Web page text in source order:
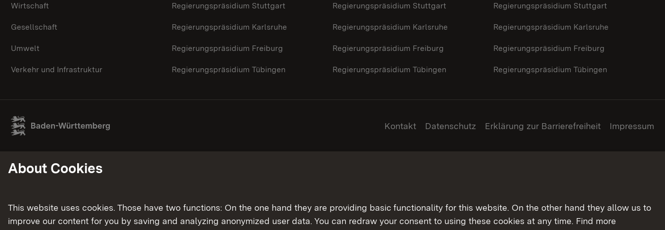
Wirtschaft
Gesellschaft
Umwelt
Verkehr und Infrastruktur
Regierungspräsidium Stuttgart
Regierungspräsidium Karlsruhe
Regierungspräsidium Freiburg
Regierungspräsidium Tübingen
Regierungspräsidium Stuttgart
Regierungspräsidium Karlsruhe
Regierungspräsidium Freiburg
Regierungspräsidium Tübingen
Regierungspräsidium Stuttgart
Regierungspräsidium Karlsruhe
Regierungspräsidium Freiburg
Regierungspräsidium Tübingen
Kontakt Datenschutz Erklärung zur Barrierefreiheit Impressum
About Cookies
This website uses cookies. Those have two functions: On the one hand they are providing basic functionality for this website. On the other hand they allow us to
improve our content for you by saving and analyzing anonymized user data. You can redraw your consent to using these cookies at any time. Find more